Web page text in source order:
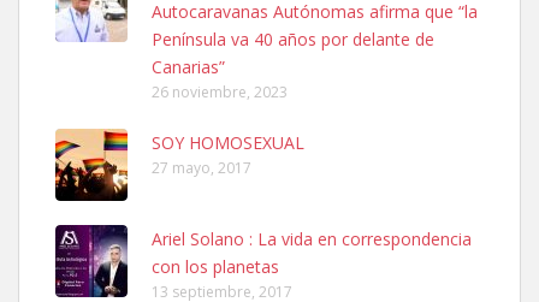
06/07/2025 ZONA MESA Y LOPEZ. ES MUY ASUSTADIZO
Leales.org » Gran Canaria
6.7.2025
Ninfa perdida
El día 5 se los perdió una ninfa papillera, asustada tiene miedo a la
Autocaravanas Autónomas afirma que “la
Península va 40 años por delante de
Canarias”
26 noviembre, 2023
SOY HOMOSEXUAL
27 mayo, 2017
Ariel Solano : La vida en correspondencia
con los planetas
13 septiembre, 2017